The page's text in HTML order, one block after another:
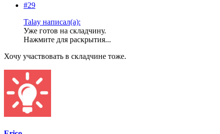
#29
Talay написал(а):
Уже готов на складчину.
Нажмите для раскрытия...
Хочу участвовать в складчине тоже.